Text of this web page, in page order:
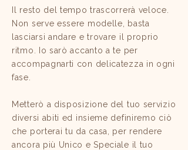
Il resto del tempo trascorrerà veloce.
Non serve essere modelle, basta
lasciarsi andare e trovare il proprio
ritmo. Io sarò accanto a te per
accompagnarti con delicatezza in ogni
fase.
Metterò a disposizione del tuo servizio
diversi abiti ed insieme definiremo ciò
che porterai tu da casa, per rendere
ancora più Unico e Speciale il tuo